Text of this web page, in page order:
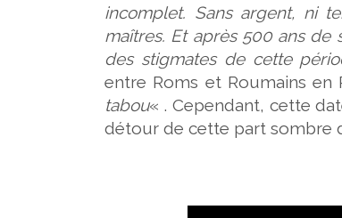
incomplet. Sans argent, ni
maîtres. Et après 500 ans de
des stigmates de cette
entre Roms et Roumains en
tabou« . Cependant, cette
détour de cette part sombre